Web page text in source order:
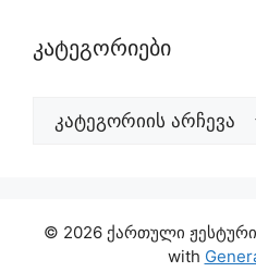
კატეგორიები
© 2026 ქართული
with